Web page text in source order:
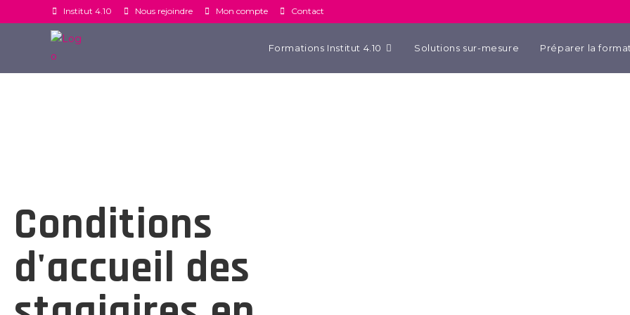
Institut 4.10 Nous rejoindre Mon compte Contact
Formations Institut 4.10 Solutions sur-mesure Préparer la
Conditions
d'accueil des